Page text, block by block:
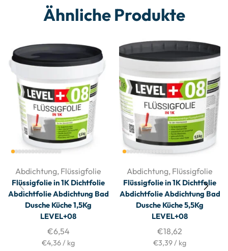
Ähnliche Produkte
Abdichtung, Flüssigfolie
Flüssigfolie in 1K Dichtfolie
Abdichtfolie Abdichtung Bad
Dusche Küche 1,5Kg
LEVEL+08
€6,54
€4,36 / kg
Abdichtung, Flüssigfolie
Flüssigfolie in 1K Dichtfolie
Abdichtfolie Abdichtung Bad
Dusche Küche 5,5Kg
LEVEL+08
€18,62
€3,39 / kg